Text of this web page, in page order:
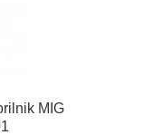
MIG